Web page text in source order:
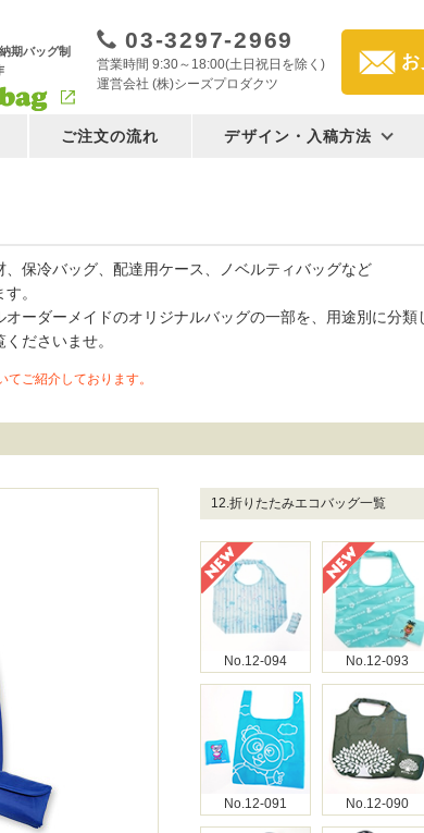
期バッグ制
03-3297-2969
営業時間 9:30～18:00(土日祝日を除く)
運営会社 (株)シーズプロダクツ
ご注文の流れ デザイン・入稿方法
保冷バッグ、配達用ケース、ノベルティバッグなど
。
ーダーメイドのオリジナルバッグの一部を、用途別に分類
ださいませ。
ご紹介しております。
12.折りたたみエコバッグ一覧
No.12-094 No.12-093
No.12-091 No.12-090